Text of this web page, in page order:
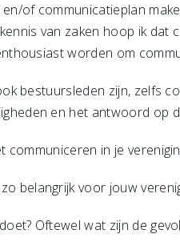
of communicatieplan
van zaken hoop ik
worden om
bestuursleden zijn, zelfs
en het antwoord op
communiceren in je
belangrijk voor jouw
Oftewel wat zijn de